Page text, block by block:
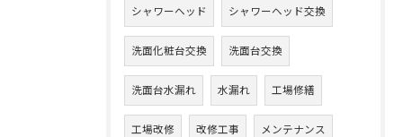
シャワーヘッド シャワーヘッド交換
洗面化粧台交換 洗面台交換
洗面台水漏れ 水漏れ 工場修繕
工場改修 改修工事 メンテナンス